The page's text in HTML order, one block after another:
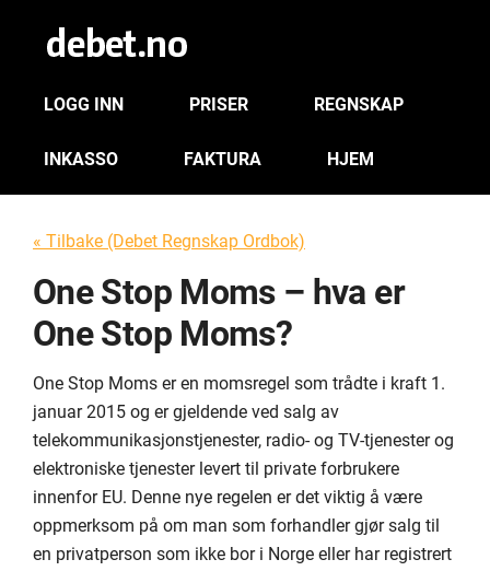
LOGG INN PRISER REGNSKAP
INKASSO FAKTURA HJEM
« Tilbake (Debet Regnskap Ordbok)
One Stop Moms – hva er
One Stop Moms?
One Stop Moms er en momsregel som trådte i kraft 1.
januar 2015 og er gjeldende ved salg av
telekommunikasjonstjenester, radio- og TV-tjenester og
elektroniske tjenester levert til private forbrukere
innenfor EU. Denne nye regelen er det viktig å være
oppmerksom på om man som forhandler gjør salg til
en privatperson som ikke bor i Norge eller har registrert